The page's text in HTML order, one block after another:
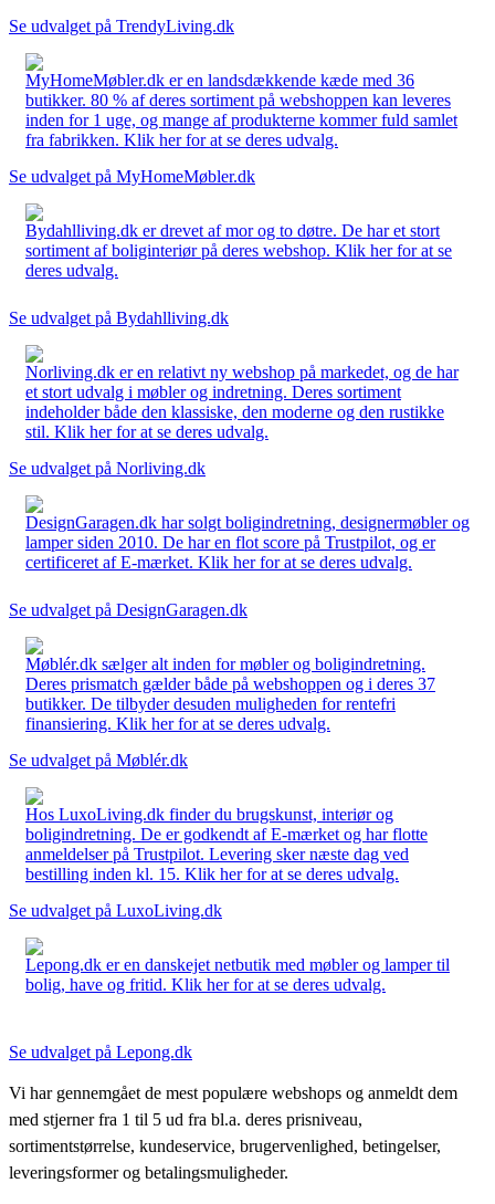
Se udvalget på TrendyLiving.dk
MyHomeMøbler.dk er en landsdækkende kæde med 36
butikker. 80 % af deres sortiment på webshoppen kan leveres
inden for 1 uge, og mange af produkterne kommer fuld samlet
fra fabrikken. Klik her for at se deres udvalg.
Se udvalget på MyHomeMøbler.dk
Bydahlliving.dk er drevet af mor og to døtre. De har et stort
sortiment af boliginteriør på deres webshop. Klik her for at se
deres udvalg.
Se udvalget på Bydahlliving.dk
Norliving.dk er en relativt ny webshop på markedet, og de har
et stort udvalg i møbler og indretning. Deres sortiment
indeholder både den klassiske, den moderne og den rustikke
stil. Klik her for at se deres udvalg.
Se udvalget på Norliving.dk
DesignGaragen.dk har solgt boligindretning, designermøbler og
lamper siden 2010. De har en flot score på Trustpilot, og er
certificeret af E-mærket. Klik her for at se deres udvalg.
Se udvalget på DesignGaragen.dk
Møblér.dk sælger alt inden for møbler og boligindretning.
Deres prismatch gælder både på webshoppen og i deres 37
butikker. De tilbyder desuden muligheden for rentefri
finansiering. Klik her for at se deres udvalg.
Se udvalget på Møblér.dk
Hos LuxoLiving.dk finder du brugskunst, interiør og
boligindretning. De er godkendt af E-mærket og har flotte
anmeldelser på Trustpilot. Levering sker næste dag ved
bestilling inden kl. 15. Klik her for at se deres udvalg.
Se udvalget på LuxoLiving.dk
Lepong.dk er en danskejet netbutik med møbler og lamper til
bolig, have og fritid. Klik her for at se deres udvalg.
Se udvalget på Lepong.dk
Vi har gennemgået de mest populære webshops og anmeldt dem
med stjerner fra 1 til 5 ud fra bl.a. deres prisniveau,
sortimentstørrelse, kundeservice, brugervenlighed, betingelser,
leveringsformer og betalingsmuligheder.